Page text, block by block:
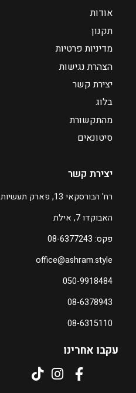
עקבו אחרינו
יצירת קשר
רח' הבורסקאי 13, פארק תעשיות החדש אילת
האבוקדו 7, אילת
פקס: 08-6377243
office@ashram.style
050-9918484
08-6378943
08-6315110
אודות
תקנון
מדיניות פרטיות
הצהרת נגישות
יצירת קשר
בלוג
מהתקשורת
סיטונאים